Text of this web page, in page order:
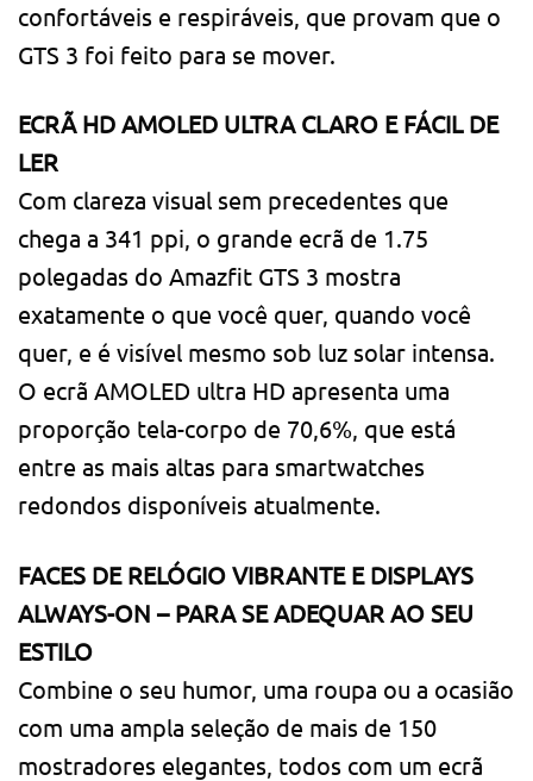
confortáveis e respiráveis, que provam que o
GTS 3 foi feito para se mover.
ECRÃ HD AMOLED ULTRA CLARO E FÁCIL DE
LER
Com clareza visual sem precedentes que
chega a 341 ppi, o grande ecrã de 1.75
polegadas do Amazfit GTS 3 mostra
exatamente o que você quer, quando você
quer, e é visível mesmo sob luz solar intensa.
O ecrã AMOLED ultra HD apresenta uma
proporção tela-corpo de 70,6%, que está
entre as mais altas para smartwatches
redondos disponíveis atualmente.
FACES DE RELÓGIO VIBRANTE E DISPLAYS
ALWAYS-ON – PARA SE ADEQUAR AO SEU
ESTILO
Combine o seu humor, uma roupa ou a ocasião
com uma ampla seleção de mais de 150
mostradores elegantes, todos com um ecrã